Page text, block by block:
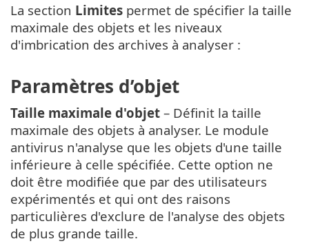
La section Limites permet de spécifier la taille
maximale des objets et les niveaux
d'imbrication des archives à analyser :
Paramètres d’objet
Taille maximale d'objet – Définit la taille
maximale des objets à analyser. Le module
antivirus n'analyse que les objets d'une taille
inférieure à celle spécifiée. Cette option ne
doit être modifiée que par des utilisateurs
expérimentés et qui ont des raisons
particulières d'exclure de l'analyse des objets
de plus grande taille.